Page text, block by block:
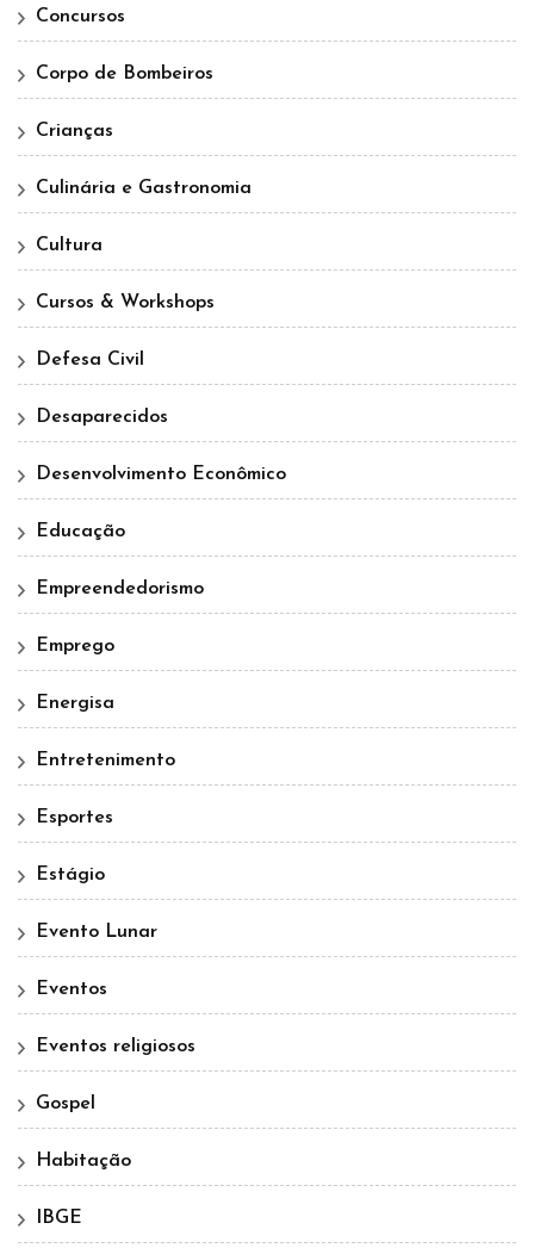
Concursos
Corpo de Bombeiros
Crianças
Culinária e Gastronomia
Cultura
Cursos & Workshops
Defesa Civil
Desaparecidos
Desenvolvimento Econômico
Educação
Empreendedorismo
Emprego
Energisa
Entretenimento
Esportes
Estágio
Evento Lunar
Eventos
Eventos religiosos
Gospel
Habitação
IBGE